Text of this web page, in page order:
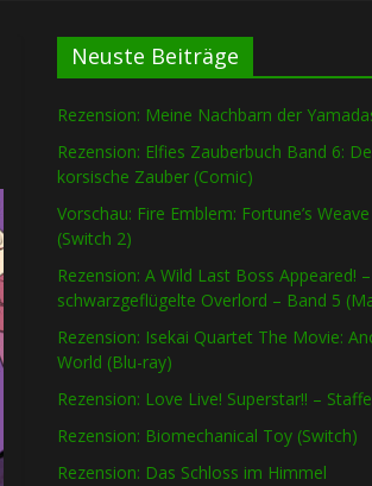
Neuste Beiträge
Rezension: Meine Nachbarn der
Rezension: Elfies Zauberbuch Band 6:
korsische Zauber (Comic)
Vorschau: Fire Emblem: Fortune’s Weave
(Switch 2)
Rezension: A Wild Last Boss Appeared!
schwarzgeflügelte Overlord – Band 5
Rezension: Isekai Quartet The Movie:
World (Blu-ray)
Rezension: Love Live! Superstar!! –
Rezension: Biomechanical Toy (Switch)
Rezension: Das Schloss im Himmel